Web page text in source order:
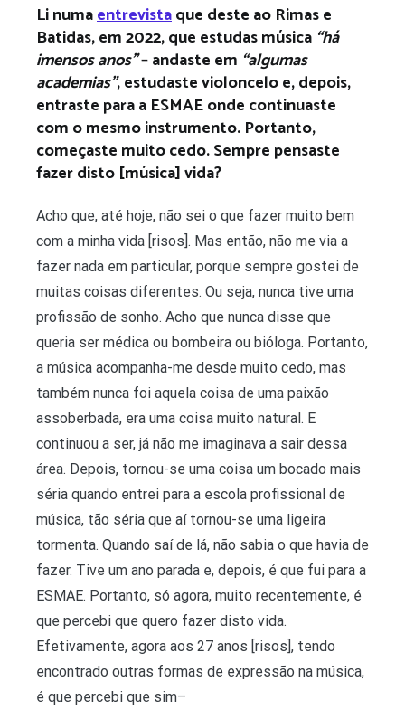
Li numaentrevistaque deste ao Rimas e
Batidas, em 2022, que estudas música “há
imensos anos”–andaste em “algumas
academias”, estudaste violoncelo e, depois,
entraste para a ESMAE onde continuaste
com o mesmo instrumento. Portanto,
começaste muito cedo. Sempre pensaste
fazer disto [música] vida?
Acho que, até hoje, não sei o que fazer muito bem
com a minha vida [risos]. Mas então, não me via a
fazer nada em particular, porque sempre gostei de
muitas coisas diferentes. Ou seja, nunca tive uma
profissão de sonho. Acho que nunca disse que
queria ser médica ou bombeira ou bióloga. Portanto,
a música acompanha-me desde muito cedo, mas
também nunca foi aquela coisa de uma paixão
assoberbada, era uma coisa muito natural. E
continuou a ser, já não me imaginava a sair dessa
área. Depois, tornou-se uma coisa um bocado mais
séria quando entrei para a escola profissional de
música, tão séria que aí tornou-se uma ligeira
tormenta. Quando saí de lá, não sabia o que havia de
fazer. Tive um ano parada e, depois, é que fui para a
ESMAE. Portanto, só agora, muito recentemente, é
que percebi que quero fazer disto vida.
Efetivamente, agora aos 27 anos [risos], tendo
encontrado outras formas de expressão na música,
é que percebi que sim–